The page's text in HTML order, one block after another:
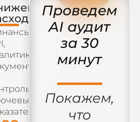
Проведем
AI аудит
за 30
минут
Покажем,
что